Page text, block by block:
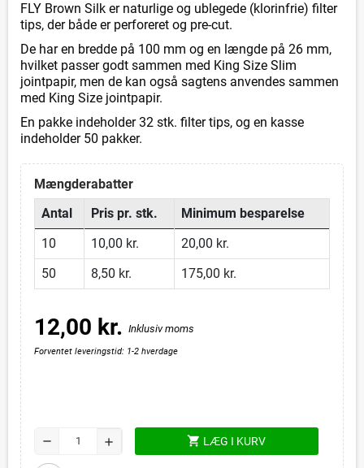
FLY Brown Silk er naturlige og ublegede (klorinfrie) filter
tips, der både er perforeret og pre-cut.
De har en bredde på 100 mm og en længde på 26 mm,
hvilket passer godt sammen med King Size Slim
jointpapir, men de kan også sagtens anvendes sammen
med King Size jointpapir.
En pakke indeholder 32 stk. filter tips, og en kasse
indeholder 50 pakker.
Mængderabatter
Antal
Pris pr. stk.
Minimum besparelse
10
10,00 kr.
20,00 kr.
50
8,50 kr. 175,00 kr.
12,00 kr. Inklusiv moms
Forventet leveringstid: 1-2 hverdage
remove add shopping_cart LÆG I KURV